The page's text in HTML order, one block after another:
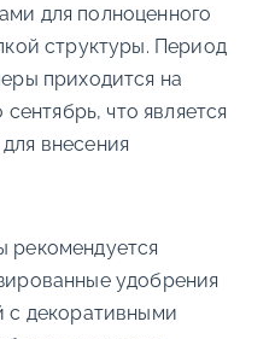
для полноценного
структуры. Период
приходится на
что является
внесения
удобрения
с декоративными